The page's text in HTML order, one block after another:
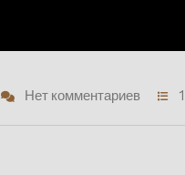
Нет комментариев